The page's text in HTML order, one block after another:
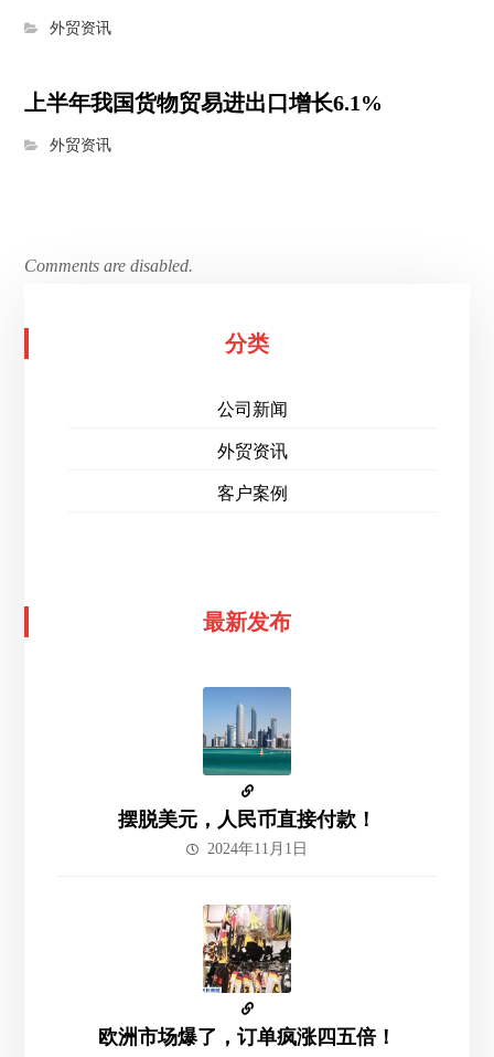
外贸资讯
上半年我国货物贸易进出口增长6.1%
外贸资讯
Comments are disabled.
分类
公司新闻
外贸资讯
客户案例
最新发布
摆脱美元，人民币直接付款！
2024年11月1日
欧洲市场爆了，订单疯涨四五倍！